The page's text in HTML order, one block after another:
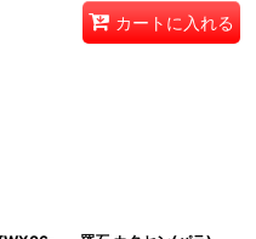
カートに入れる